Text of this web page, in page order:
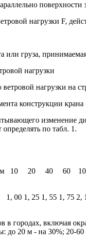
поверхности
нагрузки F,
или груза,
нагрузки
нагрузки на
конструкции крана
изменение
определять по табл. 1.
10 20 40 60
1, 00 1, 25 1, 55 1, 75 2,
в городах, включая
до 20 м - на 30%; 20-